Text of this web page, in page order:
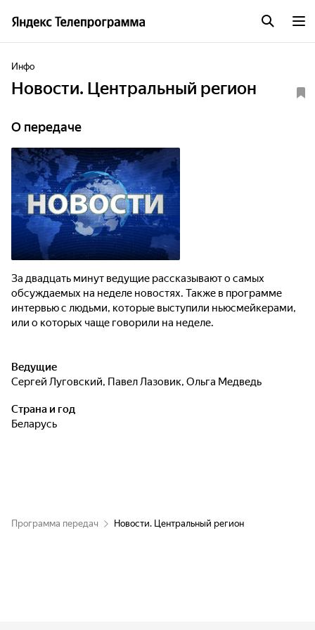
Инфо
Новости. Центральный регион
О передаче
За двадцать минут ведущие рассказывают о самых
обсуждаемых на неделе новостях. Также в программе
интервью с людьми, которые выступили ньюсмейкерами,
или о которых чаще говорили на неделе.
Ведущие
Сергей Луговский, Павел Лазовик, Ольга Медведь
Страна и год
Беларусь
Программа передач Новости. Центральный регион